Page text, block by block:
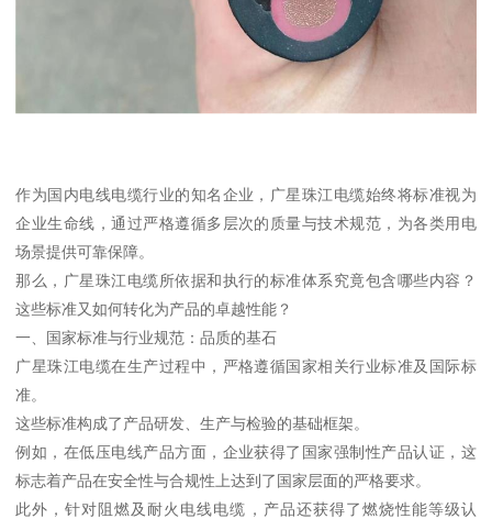
作为国内电线电缆行业的知名企业，广星珠江电缆始终将标准视为
企业生命线，通过严格遵循多层次的质量与技术规范，为各类用电
场景提供可靠保障。
那么，广星珠江电缆所依据和执行的标准体系究竟包含哪些内容？
这些标准又如何转化为产品的卓越性能？
一、国家标准与行业规范：品质的基石
广星珠江电缆在生产过程中，严格遵循国家相关行业标准及国际标
准。
这些标准构成了产品研发、生产与检验的基础框架。
例如，在低压电线产品方面，企业获得了国家强制性产品认证，这
标志着产品在安全性与合规性上达到了国家层面的严格要求。
此外，针对阻燃及耐火电线电缆，产品还获得了燃烧性能等级认